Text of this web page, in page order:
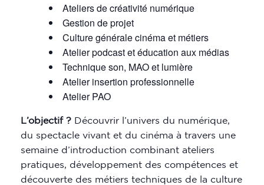
Ateliers de créativité numérique
Gestion de projet
Culture générale cinéma et métiers
Atelier podcast et éducation aux médias
Technique son, MAO et lumière
Atelier insertion professionnelle
Atelier PAO
L’objectif ? Découvrir l’univers du numérique,
du spectacle vivant et du cinéma à travers une
semaine d’introduction combinant ateliers
pratiques, développement des compétences et
découverte des métiers techniques de la culture